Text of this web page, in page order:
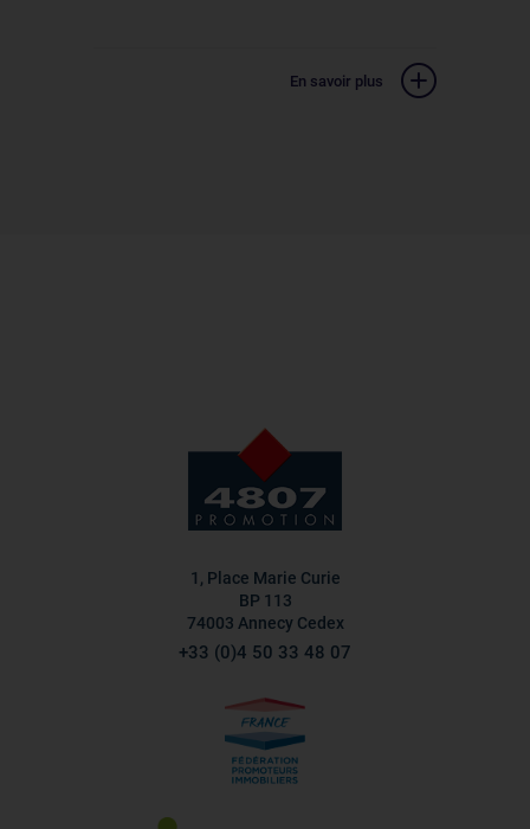
En savoir plus
1, Place Marie Curie
BP 113
74003 Annecy Cedex
+33 (0)4 50 33 48 07